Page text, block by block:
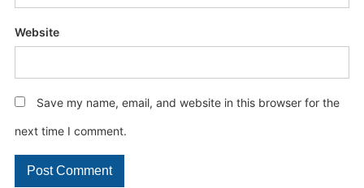
Website
Save my name, email, and website in this browser for the
next time I comment.